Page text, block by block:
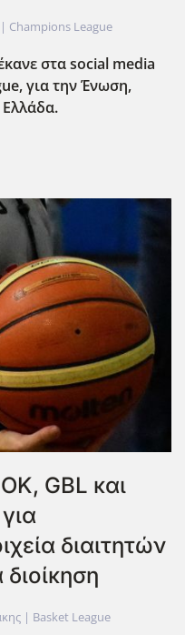
Champions League
στα social media
για την Ένωση,
GBL και
διαιτητών
| Basket League